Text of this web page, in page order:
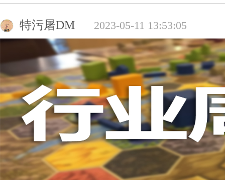
特污屠DM 2023-05-11 13:53:05